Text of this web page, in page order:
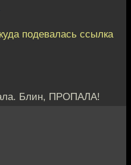
подевалась ссылка
Блин, ПРОПАЛА!